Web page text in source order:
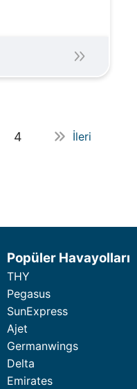
4 İleri
Popüler Havayolları
THY
Pegasus
SunExpress
Ajet
Germanwings
Delta
Emirates